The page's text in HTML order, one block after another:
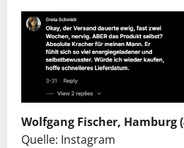
Wolfgang Fischer, Hamburg
Quelle: Instagram